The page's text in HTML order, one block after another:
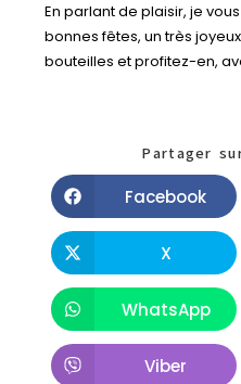
En parlant de plaisir, je
bonnes fêtes, un très
bouteilles et profitez-en,
Partager
Facebook
X
WhatsApp
Viber